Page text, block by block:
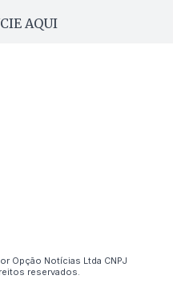
AQUI
Opção Notícias Ltda CNPJ
reservados.